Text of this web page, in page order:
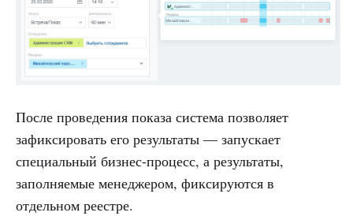
После проведения показа система позволяет
зафиксировать его результаты — запускает
специальный бизнес-процесс, а результаты,
заполняемые менеджером, фиксируются в
отдельном реестре.